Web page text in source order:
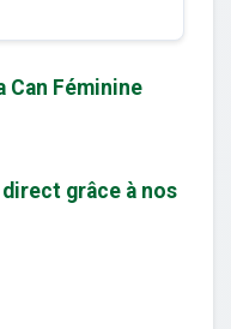
Can Féminine
grâce à nos